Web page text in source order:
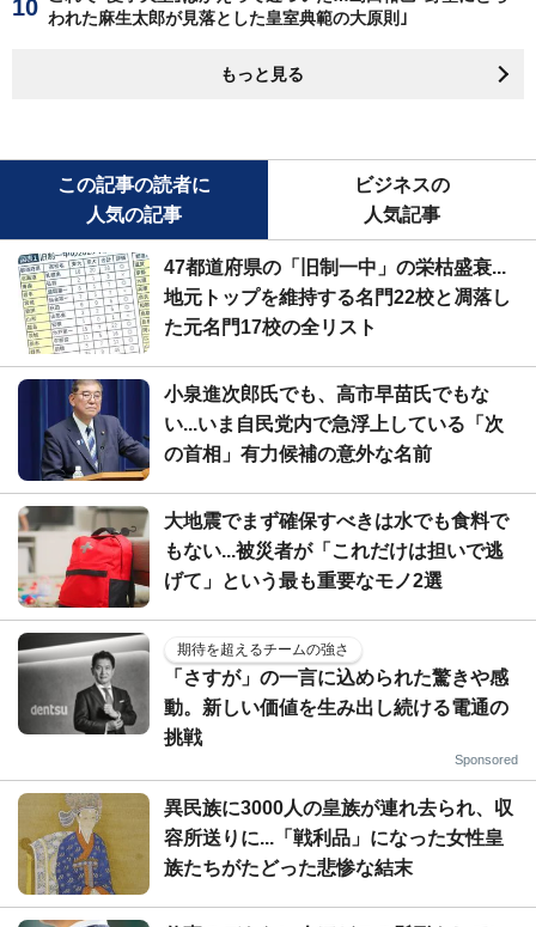
われた麻生太郎が見落とした皇室典範の大原則｣
もっと見る
この記事の読者に
人気の記事
ビジネスの
人気記事
47都道府県の「旧制一中」の栄枯盛衰...
地元トップを維持する名門22校と凋落し
た元名門17校の全リスト
小泉進次郎氏でも、高市早苗氏でもな
い...いま自民党内で急浮上している「次
の首相」有力候補の意外な名前
大地震でまず確保すべきは水でも食料で
もない...被災者が「これだけは担いで逃
げて」という最も重要なモノ2選
期待を超えるチームの強さ
「さすが」の一言に込められた驚きや感
動。新しい価値を生み出し続ける電通の
挑戦
Sponsored
異民族に3000人の皇族が連れ去られ、収
容所送りに...「戦利品」になった女性皇
族たちがたどった悲惨な結末